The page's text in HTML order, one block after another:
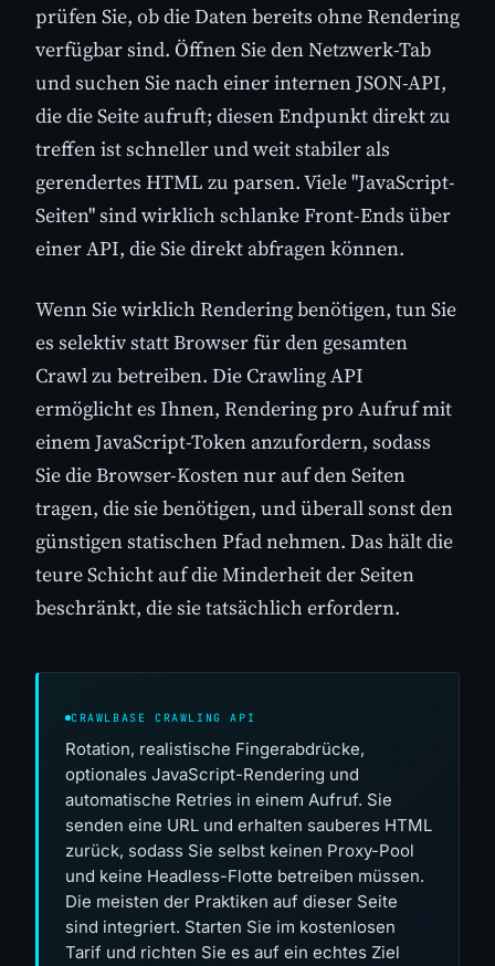
prüfen Sie, ob die Daten bereits ohne Rendering
verfügbar sind. Öffnen Sie den Netzwerk-Tab
und suchen Sie nach einer internen JSON-API,
die die Seite aufruft; diesen Endpunkt direkt zu
treffen ist schneller und weit stabiler als
gerendertes HTML zu parsen. Viele "JavaScript-
Seiten" sind wirklich schlanke Front-Ends über
einer API, die Sie direkt abfragen können.
Wenn Sie wirklich Rendering benötigen, tun Sie
es selektiv statt Browser für den gesamten
Crawl zu betreiben. Die Crawling API
ermöglicht es Ihnen, Rendering pro Aufruf mit
einem JavaScript-Token anzufordern, sodass
Sie die Browser-Kosten nur auf den Seiten
tragen, die sie benötigen, und überall sonst den
günstigen statischen Pfad nehmen. Das hält die
teure Schicht auf die Minderheit der Seiten
beschränkt, die sie tatsächlich erfordern.
CRAWLBASE CRAWLING API
Rotation, realistische Fingerabdrücke,
optionales JavaScript-Rendering und
automatische Retries in einem Aufruf. Sie
senden eine URL und erhalten sauberes HTML
zurück, sodass Sie selbst keinen Proxy-Pool
und keine Headless-Flotte betreiben müssen.
Die meisten der Praktiken auf dieser Seite
sind integriert. Starten Sie im kostenlosen
Tarif und richten Sie es auf ein echtes Ziel